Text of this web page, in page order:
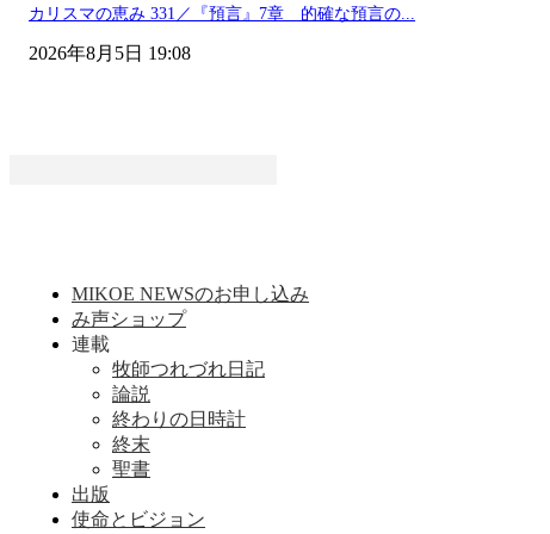
カリスマの恵み 331／『預言』7章 的確な預言の...
2026年8月5日 19:08
MIKOE NEWSのお申し込み
み声ショップ
連載
牧師つれづれ日記
論説
終わりの日時計
終末
聖書
出版
使命とビジョン